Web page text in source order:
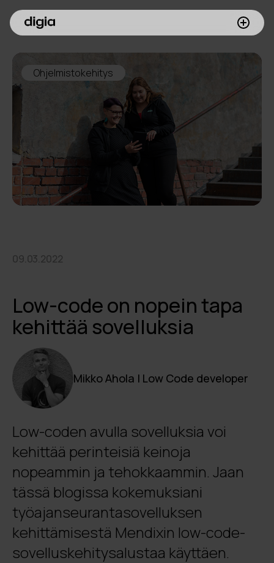
Palvelumme
Asiakkaamme
Digia yrityksenä
Sijoittajille
Meille töihin
Ohjelmistokehitys
09.03.2022
Low-code on nopein tapa
kehittää sovelluksia
Mikko Ahola | Low Code developer
Low-coden avulla sovelluksia voi
kehittää perinteisiä keinoja
nopeammin ja tehokkaammin. Jaan
tässä blogissa kokemuksiani
työajanseurantasovelluksen
kehittämisestä Mendixin low-code-
sovelluskehitysalustaa käyttäen.